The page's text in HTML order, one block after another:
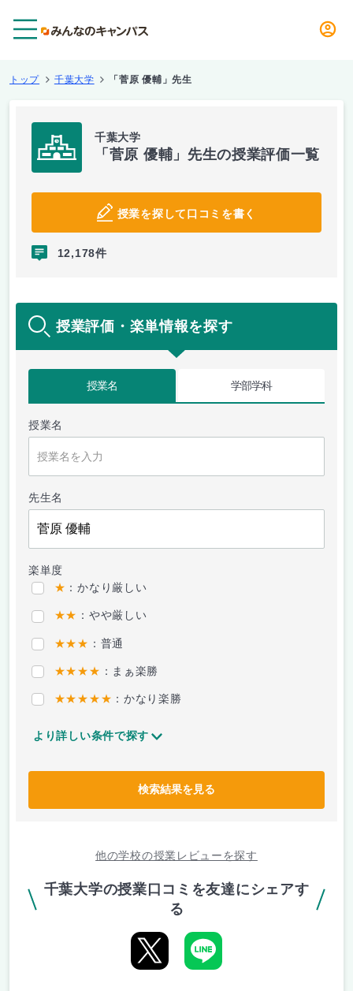
トップ 千葉大学 「菅原 優輔」先生
千葉大学
「菅原 優輔」先生の授業評価一覧
授業を探して口コミを書く
12,178件
授業評価・楽単情報を探す
授業名 学部学科
授業名
先生名
楽単度
★ ：かなり厳しい
★★ ：やや厳しい
★★★ ：普通
★★★★ ：まぁ楽勝
★★★★★ ：かなり楽勝
より詳しい条件で探す
検索結果を見る
他の学校の授業レビューを探す
千葉大学の授業口コミを友達にシェアす
る